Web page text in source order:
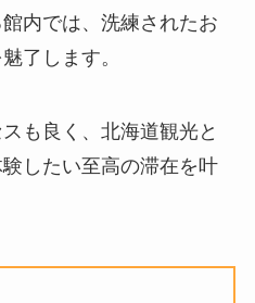
内では、洗練されたお
了します。
も良く、北海道観光と
したい至高の滞在を叶